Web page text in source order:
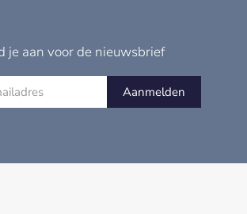
je aan voor de nieuwsbrief
Aanmelden